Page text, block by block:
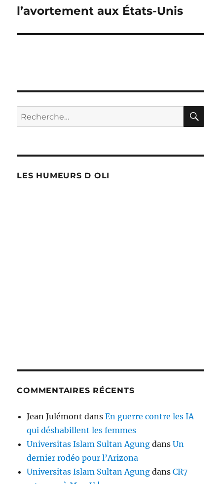
suivante :
l’avortement aux États-Unis
Recherche
pour :
LES HUMEURS D OLI
COMMENTAIRES RÉCENTS
Jean Julémont dansEn guerre contre les IA
qui déshabillent les femmes
Universitas Islam Sultan Agung dansUn
dernier rodéo pour l’Arizona
Universitas Islam Sultan Agung dansCR7